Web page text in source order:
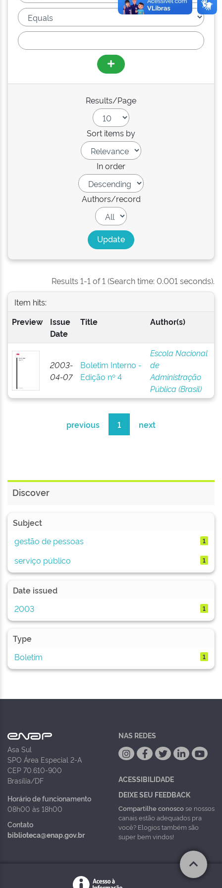
Results/Page
Sort items by
In order
Authors/record
Results 1-1 of 1 (Search time: 0.001 seconds).
Item hits:
Preview
Issue
Date
Title Author(s)
2003-
04-07
Boletim Interno -
Edição nº 4
Escola Nacional
de
Administração
Pública (Brasil)
previous 1 next
Discover
Subject
gestão de pessoas
1
serviço público 1
Date issued
2003
1
Type
Boletim
1
Asa Sul
SPO Área Especial 2-A
CEP 70.610-900
Brasília/DF
Horário de funcionamento
08h00 às 18h00
Contato
biblioteca@enap.gov.br
NAS REDES
ACESSIBILIDADE
DEIXE SEU FEEDBACK
Compartilhe conoscose nossos
canais estão adequados pra
você? Elogios também são
super bem vindos!